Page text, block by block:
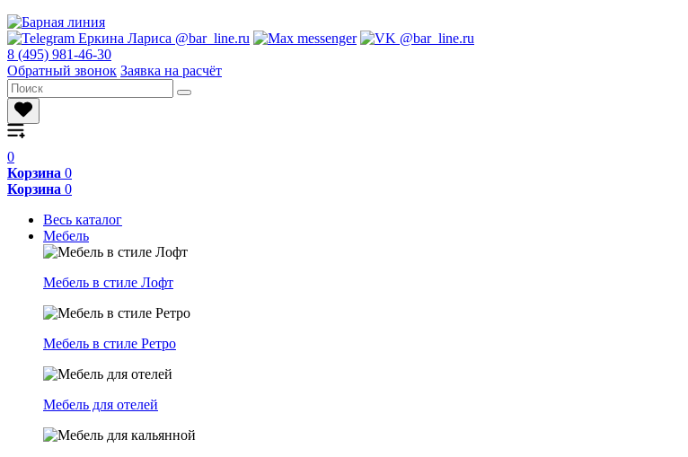
8 (495) 981-46-30
Обратный звонок Заявка на расчёт
0
Корзина 0
Корзина 0
Весь каталог
Мебель
Мебель в стиле Лофт
Мебель в стиле Ретро
Мебель для отелей